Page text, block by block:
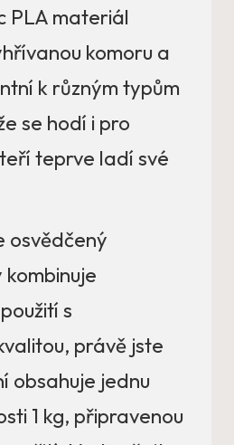
PLA materiál
komoru a
k různým typům
se hodí i pro
teprve ladí své
osvědčený
s
právě jste
obsahuje jednu
1 kg, připravenou